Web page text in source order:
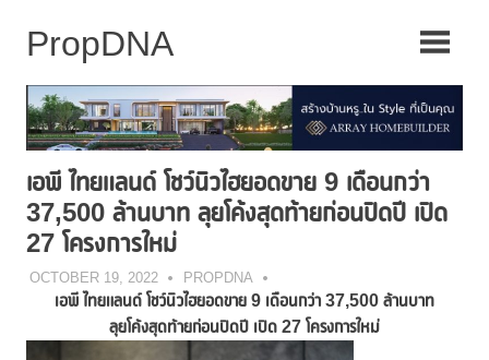
เอพี ไทยแลนด์ โชว์นิวไฮยอดขาย 9 เดือนกว่า
37,500 ล้านบาท ลุยโค้งสุดท้ายก่อนปิดปี เปิด
27 โครงการใหม่
OCTOBER 19, 2022 PROPDNA
เอพี ไทยแลนด์ โชว์นิวไฮยอดขาย 9 เดือนกว่า 37,500 ล้านบาท
ลุยโค้งสุดท้ายก่อนปิดปี เปิด 27 โครงการใหม่